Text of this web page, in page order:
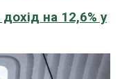
на 12,6% у